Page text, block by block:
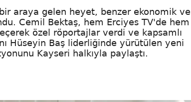
araya gelen heyet, benzer ekonomik ve
Cemil Bektaş, hem Erciyes TV'de hem
özel röportajlar verdi ve kapsamlı
Hüseyin Baş liderliğinde yürütülen yeni
Kayseri halkıyla paylaştı.